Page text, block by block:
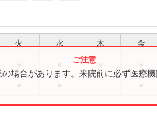
火 水 木 金
場合があります。来院前に必ず医療機